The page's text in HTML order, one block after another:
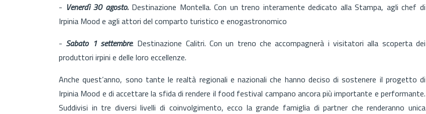
- Venerdì 30 agosto. Destinazione Montella. Con un treno interamente dedicato alla Stampa, agli chef di
Irpinia Mood e agli attori del comparto turistico e enogastronomico
- Sabato 1 settembre. Destinazione Calitri. Con un treno che accompagnerà i visitatori alla scoperta dei
produttori irpini e delle loro eccellenze.
Anche quest’anno, sono tante le realtà regionali e nazionali che hanno deciso di sostenere il progetto di
Irpinia Mood e di accettare la sfida di rendere il food festival campano ancora più importante e performante.
Suddivisi in tre diversi livelli di coinvolgimento, ecco la grande famiglia di partner che renderanno unica